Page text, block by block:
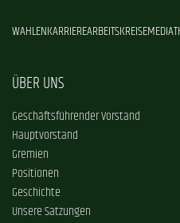
WAHLENKARRIEREARBEITSKREISE
ÜBER UNS
Geschäftsführender Vorstand
Hauptvorstand
Gremien
Positionen
Geschichte
Unsere Satzungen